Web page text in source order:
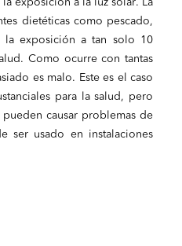
exposición a la luz solar. La
dietéticas como pescado,
la exposición a tan solo 10
Como ocurre con tantas
es malo. Este es el caso
para la salud, pero
causar problemas de
ser usado en instalaciones